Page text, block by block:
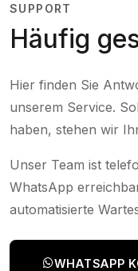
SUPPORT
Häufig
Hier finden Sie
unserem Service.
haben, stehen wir
Unser Team ist
WhatsApp
automatisierte
WHATSAPP